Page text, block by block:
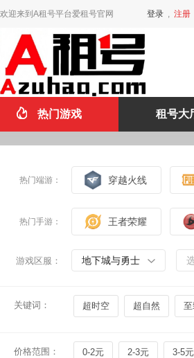
欢迎来到A租号平台爱租号官网 登录 , 注册
热门游戏 租号大
热门端游： 穿越火线
热门手游： 王者荣耀
游戏区服： 地下城与勇士
关键词： 超时空 超自然
价格范围： 0-2元 2-3元 3-5元